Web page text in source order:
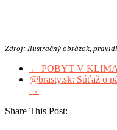
Zdroj: Ilustračný obrázok,
← POBYT V
@brasty.sk: Súťaž o
→
Share This Post: